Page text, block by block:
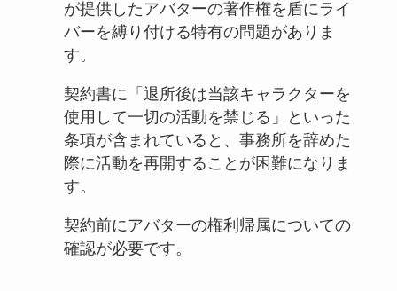
が提供したアバターの著作権を盾にライ
バーを縛り付ける特有の問題がありま
す。
契約書に「退所後は当該キャラクターを
使用して一切の活動を禁じる」といった
条項が含まれていると、事務所を辞めた
際に活動を再開することが困難になりま
す。
契約前にアバターの権利帰属についての
確認が必要です。